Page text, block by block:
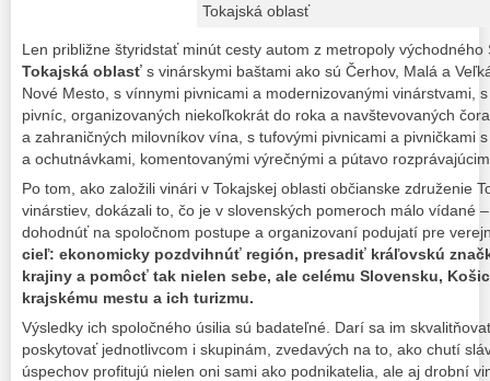
Tokajská oblasť
Len približne štyridstať minút cesty autom z metropoly
Tokajská oblasť s vinárskymi baštami ako sú Čerhov, Malá a
Nové Mesto, s vínnymi pivnicami a modernizovanými vinárstvami,
pivníc, organizovaných niekoľkokrát do roka a navštevovaných
a zahraničných milovníkov vína, s tufovými pivnicami a pivničkami
a ochutnávkami, komentovanými výrečnými a pútavo
Po tom, ako založili vinári v Tokajskej oblasti občianske združenie
vinárstiev, dokázali to, čo je v slovenských pomeroch málo vídané
dohodnúť na spoločnom postupe a organizovaní podujatí pre
cieľ: ekonomicky pozdvihnúť región, presadiť kráľovskú
krajiny a pomôcť tak nielen sebe, ale celému Slovensku,
krajskému mestu a ich turizmu.
Výsledky ich spoločného úsilia sú badateľné. Darí sa im
poskytovať jednotlivcom i skupinám, zvedavých na to, ako chutí
úspechov profitujú nielen oni sami ako podnikatelia, ale aj drobní